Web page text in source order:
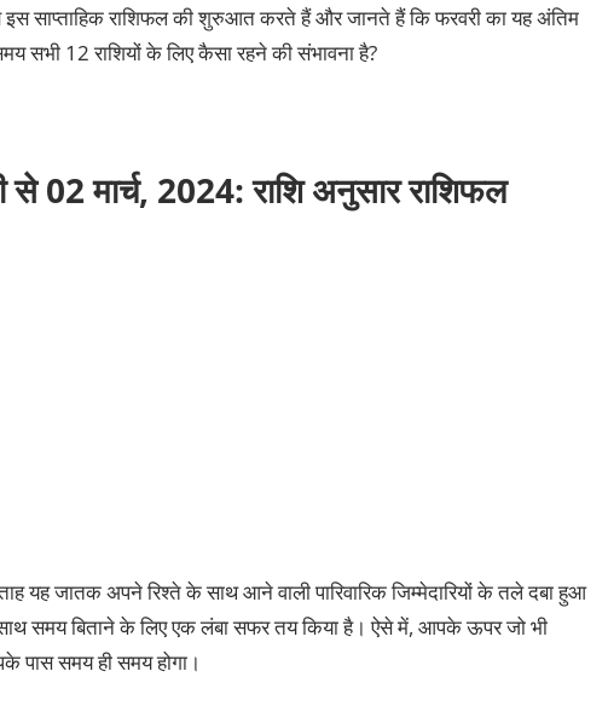
साप्ताहिक राशिफल की शुरुआत करते हैं और जानते हैं कि फरवरी का यह अंतिम
सभी 12 राशियों के लिए कैसा रहने की संभावना है?
से 02 मार्च, 2024: राशि अनुसार राशिफल
यह जातक अपने रिश्ते के साथ आने वाली पारिवारिक जिम्मेदारियों के तले दबा हुआ
समय बिताने के लिए एक लंबा सफर तय किया है। ऐसे में, आपके ऊपर जो भी
पास समय ही समय होगा।